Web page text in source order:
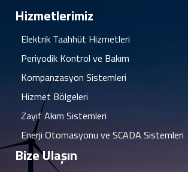
Hizmetlerimiz
Elektrik Taahhüt Hizmetleri
Periyodik Kontrol ve Bakım
Kompanzasyon Sistemleri
Hizmet Bölgeleri
Zayıf Akım Sistemleri
Enerji Otomasyonu ve SCADA Sistemleri
Bize Ulaşın